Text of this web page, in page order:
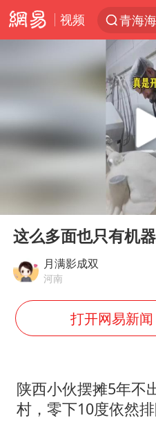
视频
我国
台风
看守
台风
吉林
24小
五粮
CIA被
Play
这么多面也只有机
月满影成双
河南
打开网易新
陕西小伙摆摊5年不
村，零下10度依然排